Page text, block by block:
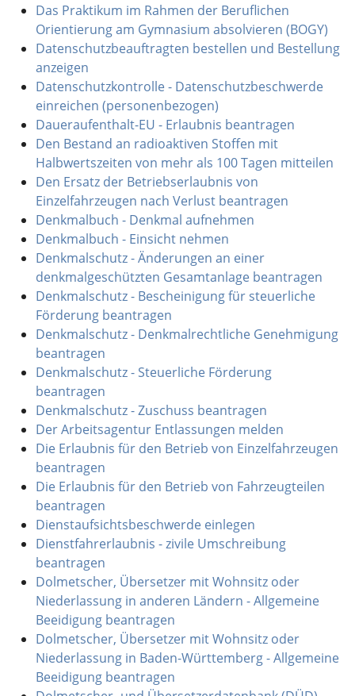
Das Praktikum im Rahmen der Beruflichen
Orientierung am Gymnasium absolvieren (BOGY)
Datenschutzbeauftragten bestellen und Bestellung
anzeigen
Datenschutzkontrolle - Datenschutzbeschwerde
einreichen (personenbezogen)
Daueraufenthalt-EU - Erlaubnis beantragen
Den Bestand an radioaktiven Stoffen mit
Halbwertszeiten von mehr als 100 Tagen mitteilen
Den Ersatz der Betriebserlaubnis von
Einzelfahrzeugen nach Verlust beantragen
Denkmalbuch - Denkmal aufnehmen
Denkmalbuch - Einsicht nehmen
Denkmalschutz - Änderungen an einer
denkmalgeschützten Gesamtanlage beantragen
Denkmalschutz - Bescheinigung für steuerliche
Förderung beantragen
Denkmalschutz - Denkmalrechtliche Genehmigung
beantragen
Denkmalschutz - Steuerliche Förderung
beantragen
Denkmalschutz - Zuschuss beantragen
Der Arbeitsagentur Entlassungen melden
Die Erlaubnis für den Betrieb von Einzelfahrzeugen
beantragen
Die Erlaubnis für den Betrieb von Fahrzeugteilen
beantragen
Dienstaufsichtsbeschwerde einlegen
Dienstfahrerlaubnis - zivile Umschreibung
beantragen
Dolmetscher, Übersetzer mit Wohnsitz oder
Niederlassung in anderen Ländern - Allgemeine
Beeidigung beantragen
Dolmetscher, Übersetzer mit Wohnsitz oder
Niederlassung in Baden-Württemberg - Allgemeine
Beeidigung beantragen